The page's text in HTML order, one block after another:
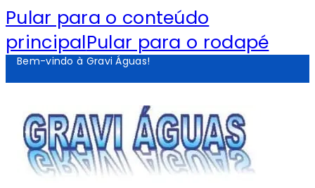
Pular para o conteúdo
principalPular para o rodapé
Bem-vindo à Gravi Águas!